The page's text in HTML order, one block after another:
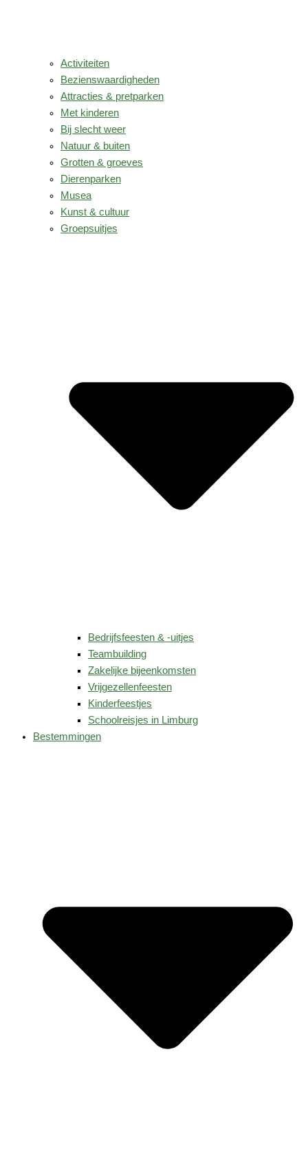
Activiteiten
Bezienswaardigheden
Attracties & pretparken
Met kinderen
Bij slecht weer
Natuur & buiten
Grotten & groeves
Dierenparken
Musea
Kunst & cultuur
Groepsuitjes
Bedrijfsfeesten & -uitjes
Teambuilding
Zakelijke bijeenkomsten
Vrijgezellenfeesten
Kinderfeestjes
Schoolreisjes in Limburg
Bestemmingen